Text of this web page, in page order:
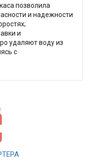
позволила
и надежности
и
удаляют воду из
с